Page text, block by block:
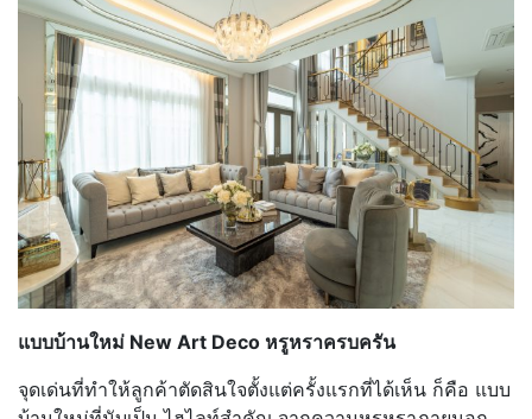
แบบบ้านใหม่ New Art Deco หรูหราครบครัน
จุดเด่นที่ทำให้ลูกค้าตัดสินใจตั้งแต่ครั้งแรกที่ได้เห็น ก็คือ แบบ